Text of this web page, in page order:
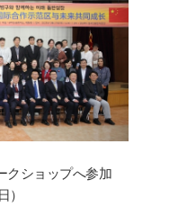
クショップへ参加
）